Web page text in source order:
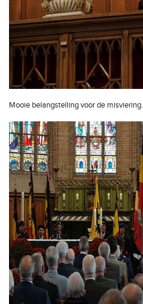
Mooie belangstelling voor de misviering.